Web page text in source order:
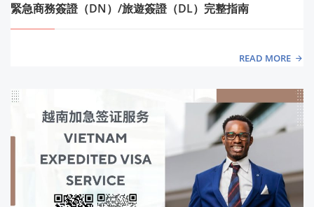
緊急商務簽證（DN）/旅遊簽證（DL）完整指南
READ MORE